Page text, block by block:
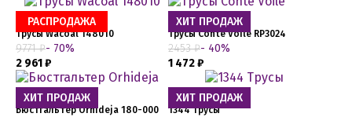
РАСПРОДАЖА
Трусы Wacoal 148010
9771 ₽- 70%
2 961 ₽
ХИТ ПРОДАЖ
Трусы Conte Voile RP3024
2453 ₽- 40%
1 472 ₽
ХИТ ПРОДАЖ
Бюстгальтер Orhideja 180-000
ХИТ ПРОДАЖ
1344 Трусы